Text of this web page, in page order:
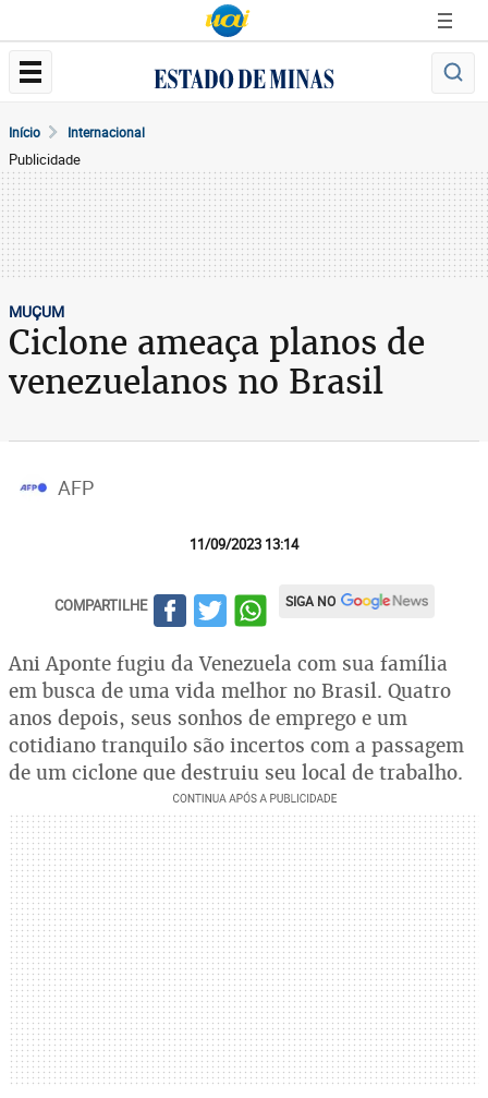
Início Internacional
Publicidade
MUÇUM
Ciclone ameaça planos de
venezuelanos no Brasil
AFP
11/09/2023 13:14
COMPARTILHE SIGA NO
Ani Aponte fugiu da Venezuela com sua família
em busca de uma vida melhor no Brasil. Quatro
anos depois, seus sonhos de emprego e um
cotidiano tranquilo são incertos com a passagem
de um ciclone que destruiu seu local de trabalho.